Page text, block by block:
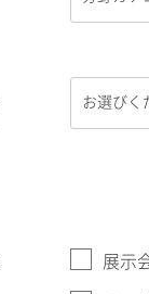
展示